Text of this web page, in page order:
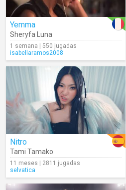
Yemma
Sheryfa Luna
1 semana | 550 jugadas
isabellaramos2008
Nitro
Tami Tamako
11 meses | 2811 jugadas
selvatica